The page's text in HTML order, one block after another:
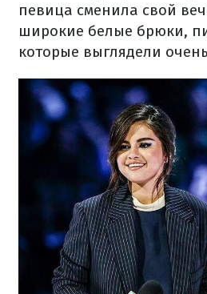
певица сменила свой
широкие белые брюки,
которые выглядели